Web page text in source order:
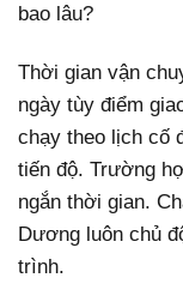
bao lâu?
Thời gian vận
ngày tùy điểm
chạy theo lịch cố
tiến độ. Trường
ngắn thời gian.
Dương luôn chủ
trình.